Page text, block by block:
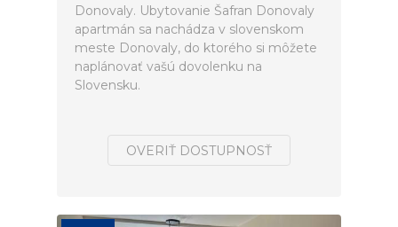
Donovaly. Ubytovanie Šafran Donovaly
apartmán sa nachádza v slovenskom
meste Donovaly, do ktorého si môžete
naplánovať vašú dovolenku na
Slovensku.
OVERIŤ DOSTUPNOSŤ